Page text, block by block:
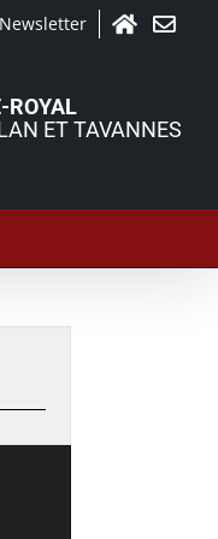
Newsletter
ROYAL
ET TAVANNES